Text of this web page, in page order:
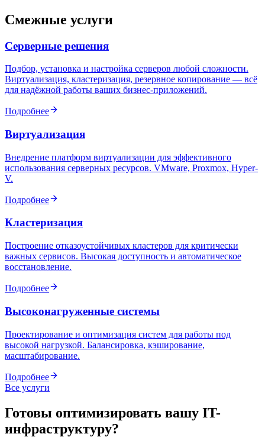
Смежные услуги
Серверные решения
Подбор, установка и настройка серверов любой сложности.
Виртуализация, кластеризация, резервное копирование — всё
для надёжной работы ваших бизнес-приложений.
Подробнее
Виртуализация
Внедрение платформ виртуализации для эффективного
использования серверных ресурсов. VMware, Proxmox, Hyper-
V.
Подробнее
Кластеризация
Построение отказоустойчивых кластеров для критически
важных сервисов. Высокая доступность и автоматическое
восстановление.
Подробнее
Высоконагруженные системы
Проектирование и оптимизация систем для работы под
высокой нагрузкой. Балансировка, кэширование,
масштабирование.
Подробнее
Все услуги
Готовы оптимизировать вашу IT-
инфраструктуру?